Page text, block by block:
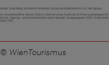
© WienTourismus